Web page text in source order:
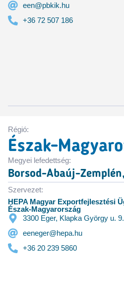
een@pbkik.hu
+36 72 507 186
Régió:
Észak-
Megyei lefedettség:
Borsod-Abaúj-
Szervezet:
HEPA Magyar Exportfejlesztési
Észak-Magyarország
3300 Eger, Klapka György u. 9.
eeneger@hepa.hu
+36 20 239 5860